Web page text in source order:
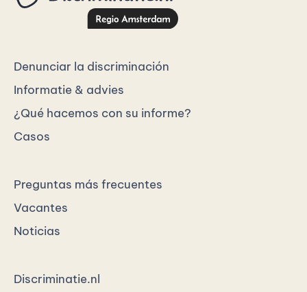
Denunciar la discriminación
Informatie & advies
¿Qué hacemos con su informe?
Casos
Preguntas más frecuentes
Vacantes
Noticias
Discriminatie.nl